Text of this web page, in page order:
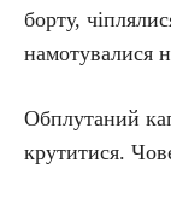
борту,
намотувалися
Обплутаний
крутитися.